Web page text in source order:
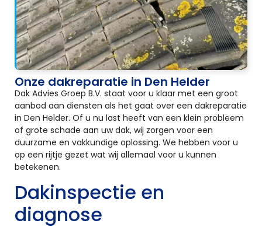
Onze dakreparatie in Den Helder
Dak Advies Groep B.V. staat voor u klaar met een groot
aanbod aan diensten als het gaat over een dakreparatie
in Den Helder. Of u nu last heeft van een klein probleem
of grote schade aan uw dak, wij zorgen voor een
duurzame en vakkundige oplossing. We hebben voor u
op een rijtje gezet wat wij allemaal voor u kunnen
betekenen.
Dakinspectie en
diagnose